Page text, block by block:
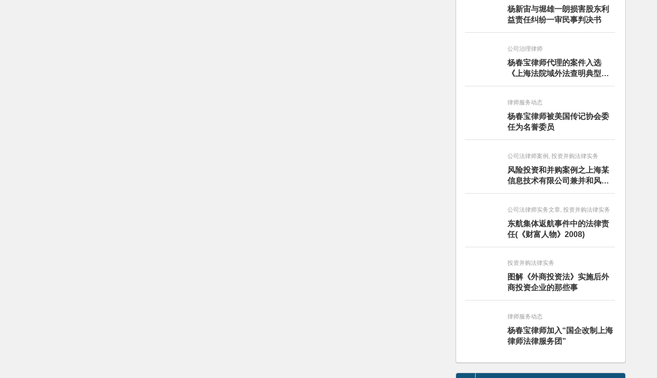
杨新宙与堀雄一朗损害股东利
益责任纠纷一审民事判决书
公司治理律师
杨春宝律师代理的案件入选
《上海法院域外法查明典型案
例》
律师服务动态
杨春宝律师被美国传记协会委
任为名誉委员
公司法律师案例, 投资并购法律实务
风险投资和并购案例之上海某
信息技术有限公司兼并和风险
投资服务
公司法律师实务文章, 投资并购法律实务
东航集体返航事件中的法律责
任(《财富人物》2008)
投资并购法律实务
图解《外商投资法》实施后外
商投资企业的那些事
律师服务动态
杨春宝律师加入“国企改制上海
律师法律服务团”